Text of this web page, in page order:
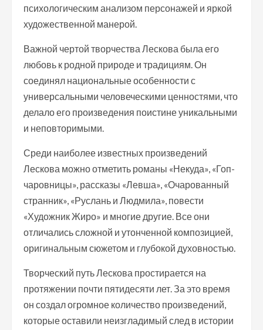
психологическим анализом персонажей и яркой
художественной манерой.
Важной чертой творчества Лескова была его
любовь к родной природе и традициям. Он
соединял национальные особенности с
универсальными человеческими ценностями, что
делало его произведения поистине уникальными
и неповторимыми.
Среди наиболее известных произведений
Лескова можно отметить романы «Некуда», «Гоп-
чаровницы», рассказы «Левша», «Очарованный
странник», «Руслань и Людмила», повести
«Художник Жиро» и многие другие. Все они
отличались сложной и утонченной композицией,
оригинальным сюжетом и глубокой духовностью.
Творческий путь Лескова простирается на
протяжении почти пятидесяти лет. За это время
он создал огромное количество произведений,
которые оставили неизгладимый след в истории